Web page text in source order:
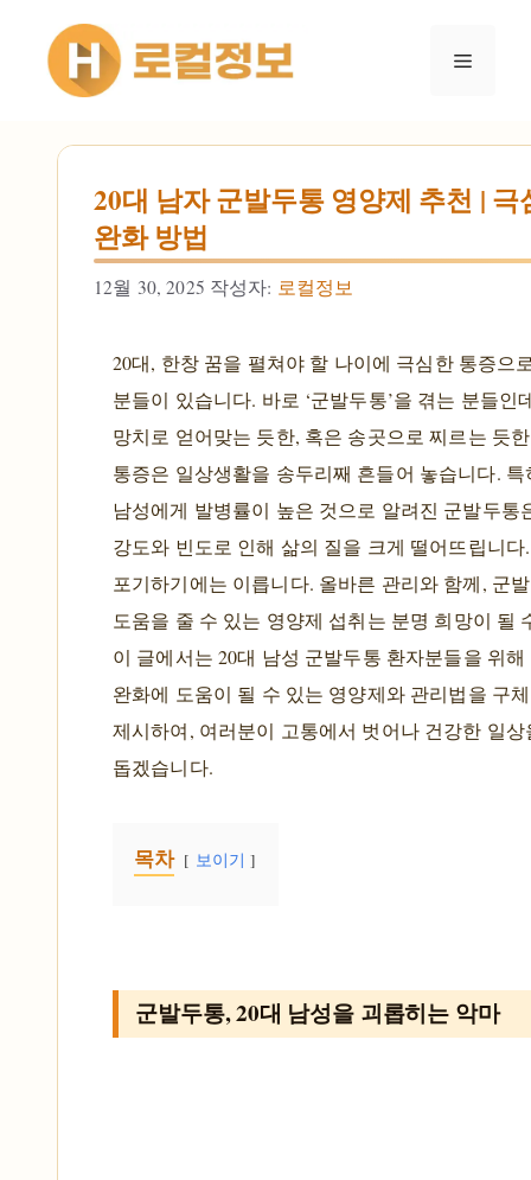
건너뛰기
메뉴
20대 남자 군발두통 영양제 추천 | 극
완화 방법
12월 30, 2025 작성자: 로컬정보
20대, 한창 꿈을 펼쳐야 할 나이에 극심한 통증으
분들이 있습니다. 바로 ‘군발두통’을 겪는 분들인
망치로 얻어맞는 듯한, 혹은 송곳으로 찌르는 듯
통증은 일상생활을 송두리째 흔들어 놓습니다. 특
남성에게 발병률이 높은 것으로 알려진 군발두통
강도와 빈도로 인해 삶의 질을 크게 떨어뜨립니다
포기하기에는 이릅니다. 올바른 관리와 함께, 군
도움을 줄 수 있는 영양제 섭취는 분명 희망이 될
이 글에서는 20대 남성 군발두통 환자분들을 위
완화에 도움이 될 수 있는 영양제와 관리법을 구
제시하여, 여러분이 고통에서 벗어나 건강한 일
돕겠습니다.
목차 보이기
군발두통, 20대 남성을 괴롭히는 악마